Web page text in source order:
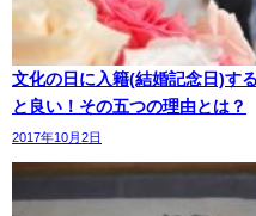
文化の日に入籍(結婚記念日)する
と良い！その五つの理由とは？
2017年10月2日